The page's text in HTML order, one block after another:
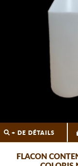
+ DE DÉTAILS
FLACON